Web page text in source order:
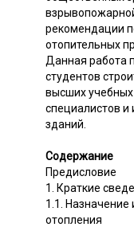
рекомендации
отопительных
Данная работа
студентов
высших
специалистов
зданий.
Содержание
Предисловие
1. Краткие
1.1.
отопления